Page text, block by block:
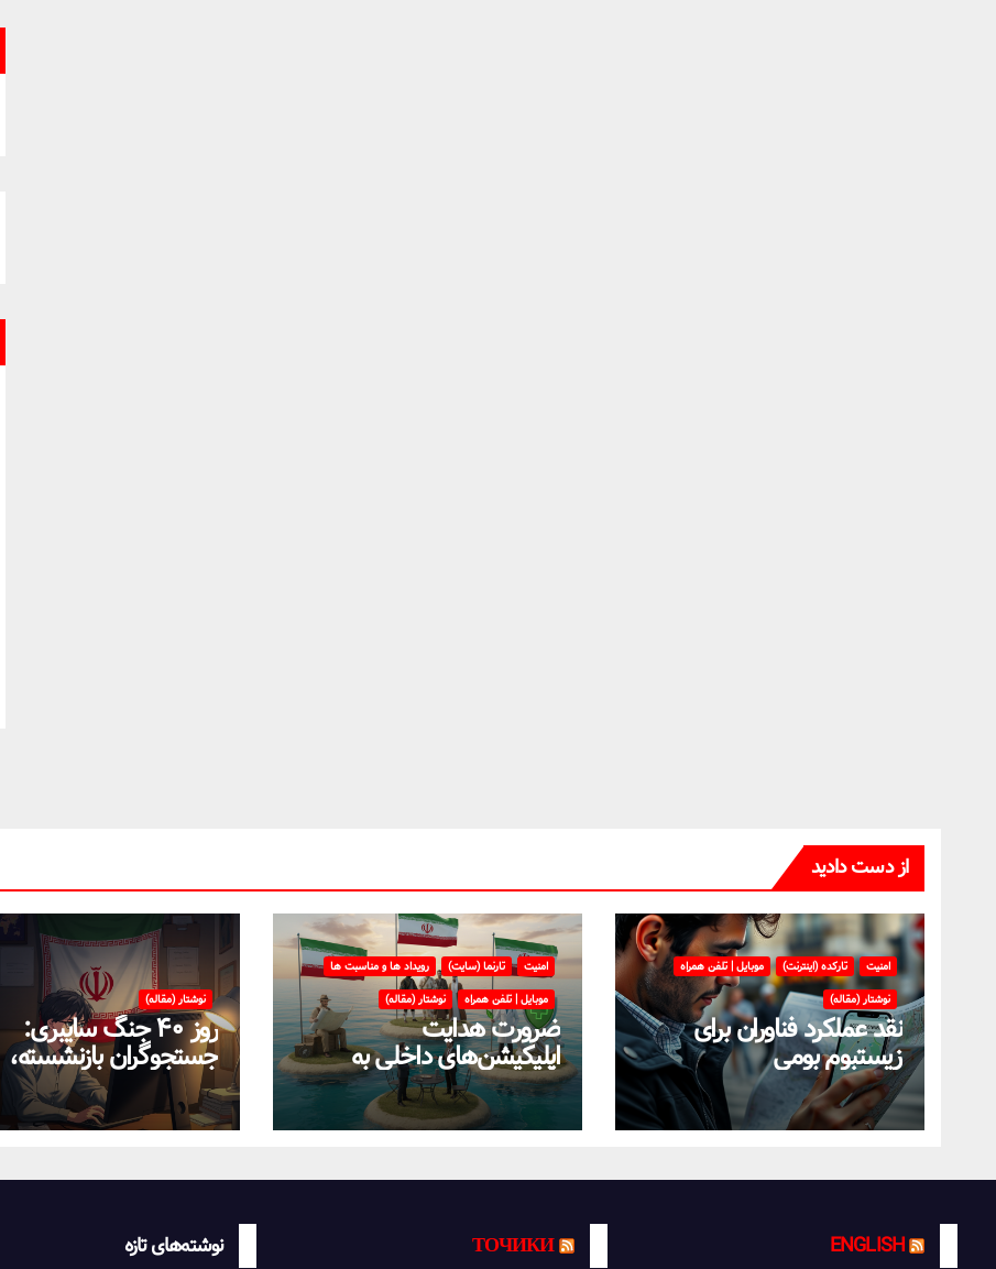
از دست دادید
امنیت تارکده (اینترنت)
موبایل | تلفن همراه
نوشتار (مقاله)
نقد عملکرد فناوران برای
زیستبوم بومی
امنیت تارنما (سایت)
رویداد ها و مناسبت ها
موبایل | تلفن همراه
نوشتار (مقاله)
ضرورت هدایت
اپلیکیشن‌های داخلی به
سمت استفاده از سامانه‌های
بومی
نوشتار (مقاله)
روز ۴۰ جنگ سایبری:
جستجوگران بازنشسته،
ضعیف و ستاره‌های موقتی
ایران در بحران اینترنت!
ENGLISH
ТОЧИКИ نوشته‌های تازه